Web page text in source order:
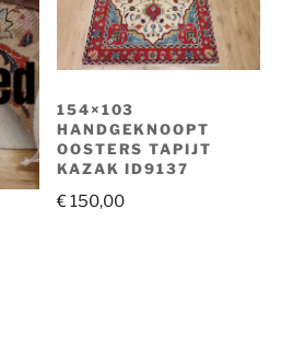
154×103
HANDGEKNOOPT
OOSTERS TAPIJT
KAZAK ID9137
€150,00